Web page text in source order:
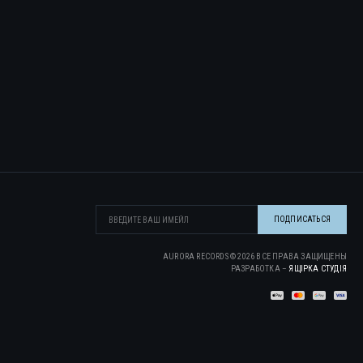
AURORA RECORDS ©2026 ВСЕ ПРАВА ЗАЩИЩЕНЫ
РАЗРАБОТКА – ЯЩІРКА CТУДІЯ